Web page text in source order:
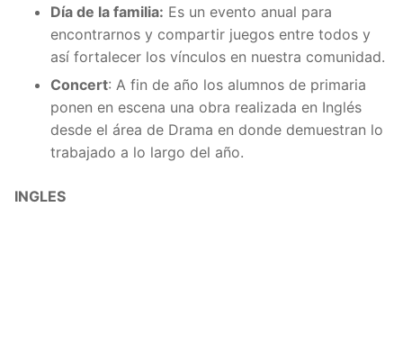
Día de la familia: Es un evento anual para
encontrarnos y compartir juegos entre todos y
así fortalecer los vínculos en nuestra comunidad.
Concert: A fin de año los alumnos de primaria
ponen en escena una obra realizada en Inglés
desde el área de Drama en donde demuestran lo
trabajado a lo largo del año.
INGLES